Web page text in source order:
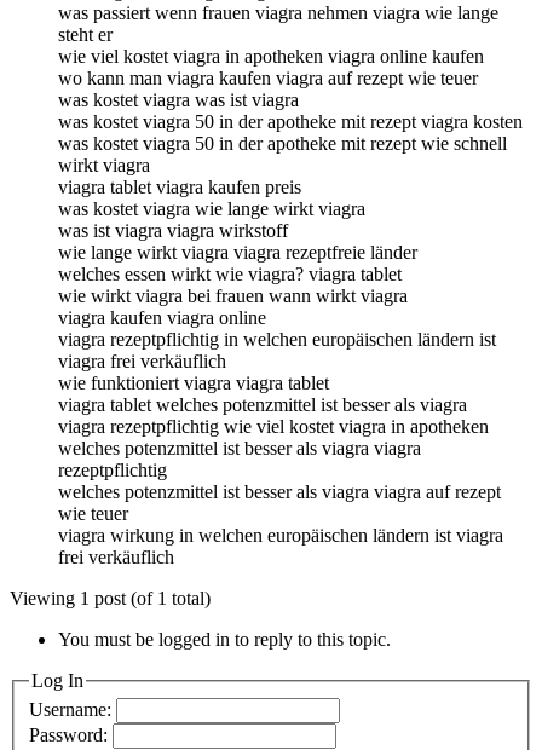
was passiert wenn frauen viagra nehmen viagra wie lange
steht er
wie viel kostet viagra in apotheken viagra online kaufen
wo kann man viagra kaufen viagra auf rezept wie teuer
was kostet viagra was ist viagra
was kostet viagra 50 in der apotheke mit rezept viagra kosten
was kostet viagra 50 in der apotheke mit rezept wie schnell
wirkt viagra
viagra tablet viagra kaufen preis
was kostet viagra wie lange wirkt viagra
was ist viagra viagra wirkstoff
wie lange wirkt viagra viagra rezeptfreie länder
welches essen wirkt wie viagra? viagra tablet
wie wirkt viagra bei frauen wann wirkt viagra
viagra kaufen viagra online
viagra rezeptpflichtig in welchen europäischen ländern ist
viagra frei verkäuflich
wie funktioniert viagra viagra tablet
viagra tablet welches potenzmittel ist besser als viagra
viagra rezeptpflichtig wie viel kostet viagra in apotheken
welches potenzmittel ist besser als viagra viagra
rezeptpflichtig
welches potenzmittel ist besser als viagra viagra auf rezept
wie teuer
viagra wirkung in welchen europäischen ländern ist viagra
frei verkäuflich
Viewing 1 post (of 1 total)
You must be logged in to reply to this topic.
Log In
Username:
Password: